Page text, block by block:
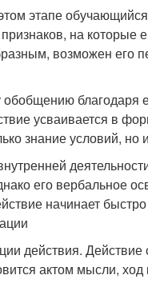
этапе
на которые
возможен его
благодаря
усваивается в
знание условий, но
его вербальное
начинает
действия. Действие
актом мысли, ход